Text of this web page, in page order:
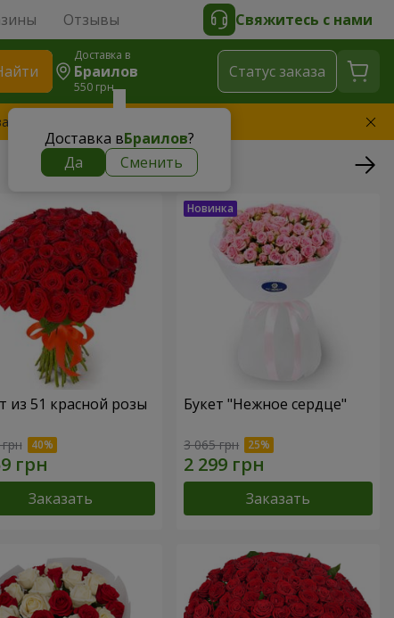
Отзывы Свяжитесь с нами
Доставка в
Браилов
550 грн
Доставка вБраилов?
Да
Сменить
Cтатус заказа
букет
из 51 красной розы
Заказать
Букет "Нежное сердце"
3 065 грн
Заказать